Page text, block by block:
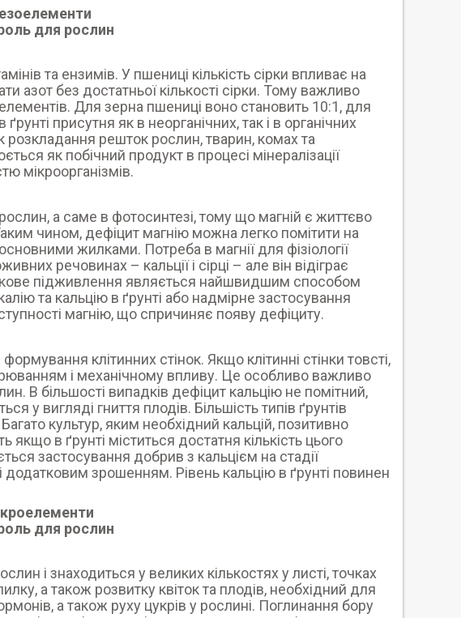
для рослин
та ензимів. У пшениці кількість сірки впливає на
азот без достатньої кількості сірки. Тому важливо
Для зерна пшениці воно становить 10:1, для
присутня як в неорганічних, так і в органічних
розкладання решток рослин, тварин, комах та
як побічний продукт в процесі мінералізації
мікроорганізмів.
а саме в фотосинтезі, тому що магній є життєво
чином, дефіцит магнію можна легко помітити на
жилками. Потреба в магнії для фізіології
речовинах – кальції і сірці – але він відіграє
підживлення являється найшвидшим способом
та кальцію в ґрунті або надмірне застосування
магнію, що спричиняє появу дефіциту.
клітинних стінок. Якщо клітинні стінки товсті,
і механічному впливу. Це особливо важливо
В більшості випадків дефіцит кальцію не помітний,
у вигляді гниття плодів. Більшість типів ґрунтів
культур, яким необхідний кальцій, позитивно
в ґрунті міститься достатня кількість цього
застосування добрив з кальцієм на стадії
зрошенням. Рівень кальцію в ґрунті повинен
для рослин
і знаходиться у великих кількостях у листі, точках
а також розвитку квіток та плодів, необхідний для
а також руху цукрів у рослині. Поглинання бору